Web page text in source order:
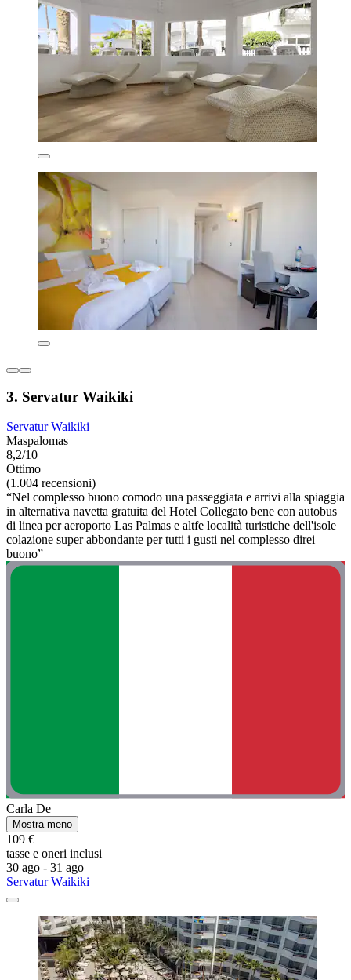
3. Servatur Waikiki
Servatur Waikiki
Maspalomas
8,2/10
Ottimo
(1.004 recensioni)
“Nel complesso buono comodo una passeggiata e arrivi alla spiaggia
in alternativa navetta gratuita del Hotel Collegato bene con autobus
di linea per aeroporto Las Palmas e altfe località turistiche dell'isole
colazione super abbondante per tutti i gusti nel complesso direi
buono”
Carla De
Mostra meno
109 €
tasse e oneri inclusi
30 ago - 31 ago
Servatur Waikiki